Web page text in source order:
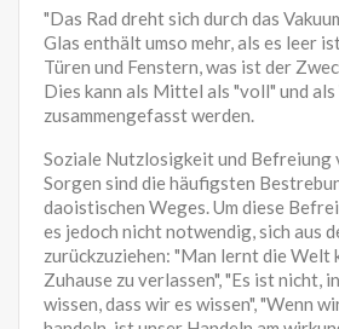
"Das Rad dreht sich durch das
Glas enthält umso mehr, als es leer
Türen und Fenstern, was ist der
Dies kann als Mittel als "voll" und
zusammengefasst werden.
Soziale Nutzlosigkeit und Befreiung
Sorgen sind die häufigsten
daoistischen Weges. Um diese
es jedoch nicht notwendig, sich aus
zurückzuziehen: "Man lernt die Welt
Zuhause zu verlassen", "Es ist nicht,
wissen, dass wir es wissen", "Wenn